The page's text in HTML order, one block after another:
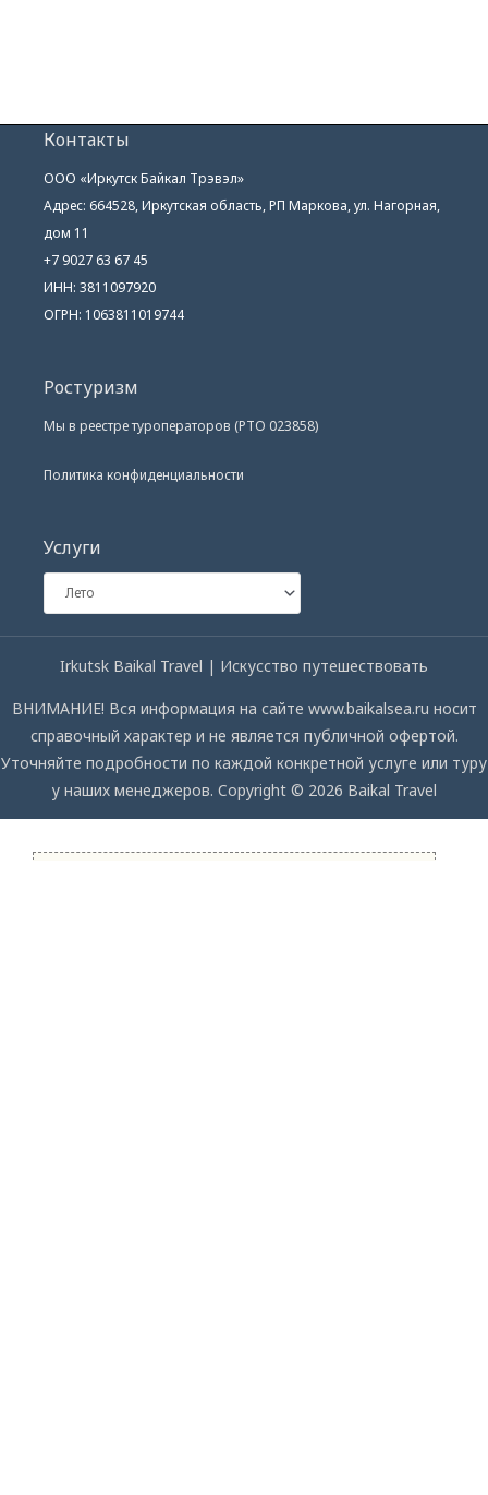
Контакты
ООО «Иркутск Байкал Трэвэл»
Адрес: 664528, Иркутская область, РП Маркова, ул. Нагорная,
дом 11
+7 9027 63 67 45
ИНН: 3811097920
ОГРН: 1063811019744
Ростуризм
Мы в реестре туроператоров (РТО 023858)
Политика конфиденциальности
Услуги
Irkutsk Baikal Travel | Искусство путешествовать
ВНИМАНИЕ! Вся информация на сайте www.baikalsea.ru носит
справочный характер и не является публичной офертой.
Уточняйте подробности по каждой конкретной услуге или туру
у наших менеджеров. Copyright © 2026 Baikal Travel